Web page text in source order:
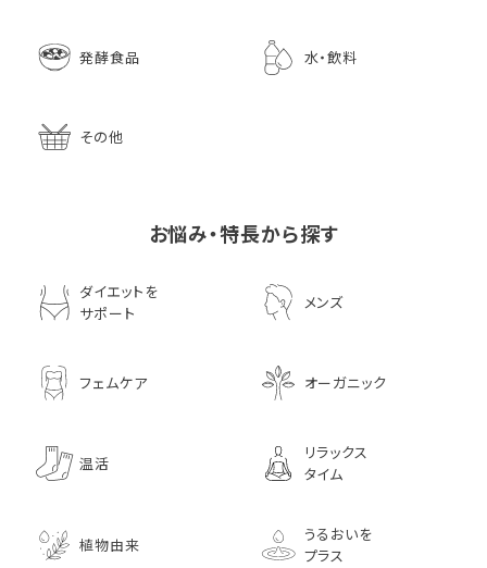
発酵食品 水・飲料
その他
お悩み・特長から探す
ダイエットを
サポート
メンズ
フェムケア オーガニック
温活
リラックス
タイム
植物由来
うるおいを
プラス